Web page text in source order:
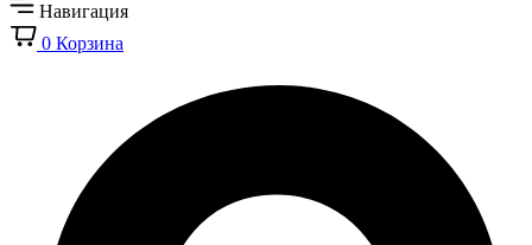
Навигация
0 Корзина